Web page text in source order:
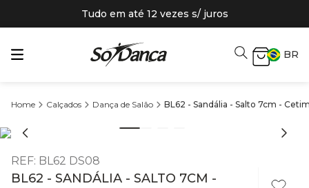
Tudo em até 12 vezes s/ juros
BR
Calçados Dança de Salão BL62 - Sandália - Salto 7cm -
REF: BL62 DS08
BL62 - SANDÁLIA - SALTO 7CM -